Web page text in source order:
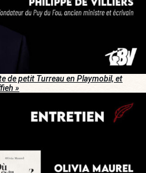
de petit Turreau en Playmobil, et
»